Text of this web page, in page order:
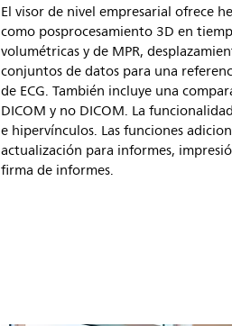
El visor de nivel empresarial ofrece
como posprocesamiento 3D en
volumétricas y de MPR,
conjuntos de datos para una
de ECG. También incluye una
DICOM y no DICOM. La
e hipervínculos. Las funciones
actualización para informes,
firma de informes.